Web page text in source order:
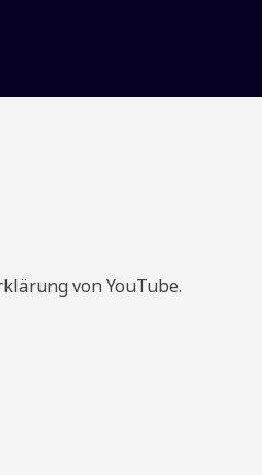
von YouTube.